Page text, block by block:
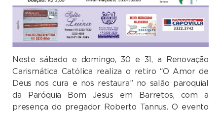
Neste sábado e domingo, 30 e 31, a Renovação
Carismática Católica realiza o retiro “O Amor de
Deus nos cura e nos restaura” no salão paroquial
da Paróquia Bom Jesus em Barretos, com a
presença do pregador Roberto Tannus. O evento